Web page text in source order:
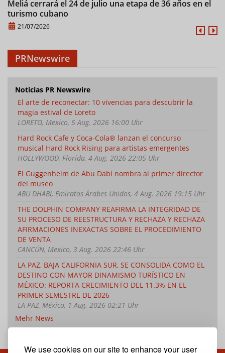
We use cookies on our site to enhance your user
Meliá cerrará el 24 de julio una etapa de 36 años en el
turismo cubano
21/07/2026
PRNewswire
Noticias PR Newswire
El arte de reconectar: 10 vivencias para descubrir la
magia estival de Loreto
LORETO, Mexico, 5 Aug. 2026 16:00 Uhr
Hard Rock Cafe y Coca-Cola® lanzan el concurso
musical Hard Rock Rising para artistas emergentes
HOLLYWOOD, Florida, 4 Aug. 2026 22:05 Uhr
El Guggenheim de Abu Dabi nombra al primer director
del museo
ABU DHABI, Emiratos Árabes Unidos, 4 Aug. 2026 19:15 Uhr
THE DOLPHIN COMPANY REAFIRMA LA INTEGRIDAD DE
SU PROCESO DE REESTRUCTURA Y RECHAZA Y RECHAZA
AFIRMACIONES INEXACTAS SOBRE EL PROCEDIMIENTO
DE VENTA
CANCÚN, Mexico, 3 Aug. 2026 22:46 Uhr
LA PAZ, BAJA CALIFORNIA SUR, SE CONSOLIDA COMO EL
DESTINO CON MAYOR DINAMISMO TURÍSTICO EN
MÉXICO: REPORTA CRECIMIENTO DEL 11.3% EN EL
PRIMER SEMESTRE DE 2026
LA PAZ, México, 1 Aug. 2026 02:21 Uhr
Mehr News